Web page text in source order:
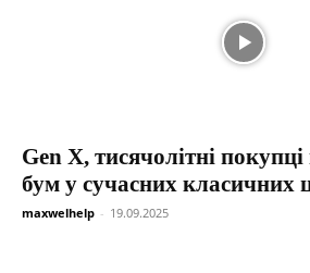
Gen X, тисячолітні
бум у сучасних класичних
maxwelhelp - 19.09.2025